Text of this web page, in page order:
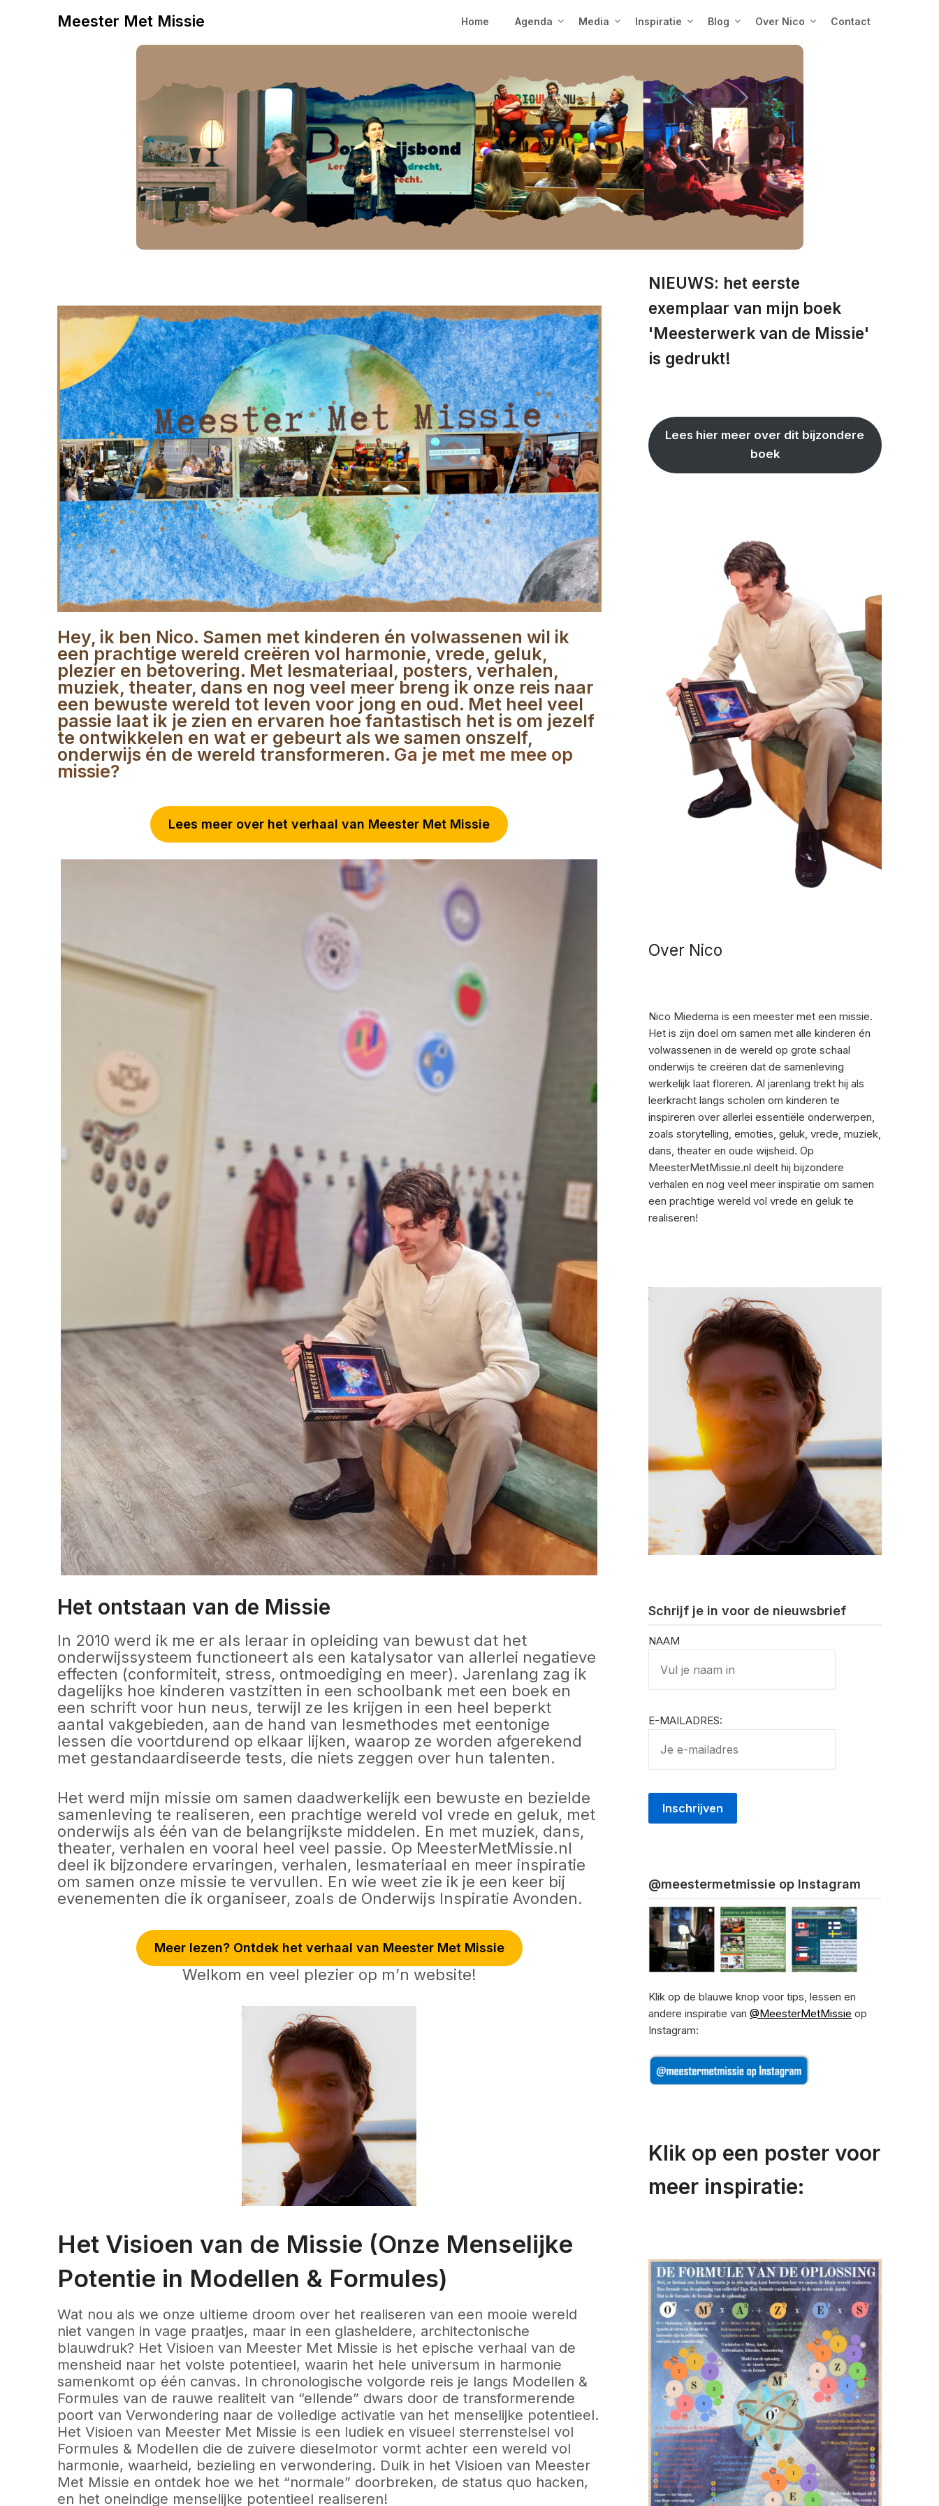
Meester Met Missie Home Agenda Media Inspiratie Blog Over Nico Contact
Hey, ik ben Nico. Samen met kinderen én volwassenen wil ik
een prachtige wereld creëren vol harmonie, vrede, geluk,
plezier en betovering. Met lesmateriaal, posters, verhalen,
muziek, theater, dans en nog veel meer breng ik onze reis naar
een bewuste wereld tot leven voor jong en oud. Met heel veel
passie laat ik je zien en ervaren hoe fantastisch het is om jezelf
te ontwikkelen en wat er gebeurt als we samen onszelf,
onderwijs én de wereld transformeren. Ga je met me mee op
missie?
Lees meer over het verhaal van Meester Met Missie
Het ontstaan van de Missie
In 2010 werd ik me er als leraar in opleiding van bewust dat het
onderwijssysteem functioneert als een katalysator van allerlei negatieve
effecten (conformiteit, stress, ontmoediging en meer). Jarenlang zag ik
dagelijks hoe kinderen vastzitten in een schoolbank met een boek en
een schrift voor hun neus, terwijl ze les krijgen in een heel beperkt
aantal vakgebieden, aan de hand van lesmethodes met eentonige
lessen die voortdurend op elkaar lijken, waarop ze worden afgerekend
met gestandaardiseerde tests, die niets zeggen over hun talenten.
Het werd mijn missie om samen daadwerkelijk een bewuste en bezielde
samenleving te realiseren, een prachtige wereld vol vrede en geluk, met
onderwijs als één van de belangrijkste middelen. En met muziek, dans,
theater, verhalen en vooral heel veel passie. Op MeesterMetMissie.nl
deel ik bijzondere ervaringen, verhalen, lesmateriaal en meer inspiratie
om samen onze missie te vervullen. En wie weet zie ik je een keer bij
evenementen die ik organiseer, zoals de Onderwijs Inspiratie Avonden.
Meer lezen? Ontdek het verhaal van Meester Met Missie
Welkom en veel plezier op m’n website!
Het Visioen van de Missie (Onze Menselijke
Potentie in Modellen & Formules)
Wat nou als we onze ultieme droom over het realiseren van een mooie wereld
niet vangen in vage praatjes, maar in een glasheldere, architectonische
blauwdruk? Het Visioen van Meester Met Missie is het epische verhaal van de
mensheid naar het volste potentieel, waarin het hele universum in harmonie
samenkomt op één canvas. In chronologische volgorde reis je langs Modellen &
Formules van de rauwe realiteit van “ellende” dwars door de transformerende
poort van Verwondering naar de volledige activatie van het menselijke potentieel.
Het Visioen van Meester Met Missie is een ludiek en visueel sterrenstelsel vol
Formules & Modellen die de zuivere dieselmotor vormt achter een wereld vol
harmonie, waarheid, bezieling en verwondering. Duik in het Visioen van Meester
Met Missie en ontdek hoe we het “normale” doorbreken, de status quo hacken,
en het oneindige menselijke potentieel realiseren!
NIEUWS: het eerste
exemplaar van mijn boek
'Meesterwerk van de Missie'
is gedrukt!
Lees hier meer over dit bijzondere
boek
Over Nico
Nico Miedema is een meester met een missie.
Het is zijn doel om samen met alle kinderen én
volwassenen in de wereld op grote schaal
onderwijs te creëren dat de samenleving
werkelijk laat floreren. Al jarenlang trekt hij als
leerkracht langs scholen om kinderen te
inspireren over allerlei essentiële onderwerpen,
zoals storytelling, emoties, geluk, vrede, muziek,
dans, theater en oude wijsheid. Op
MeesterMetMissie.nl deelt hij bijzondere
verhalen en nog veel meer inspiratie om samen
een prachtige wereld vol vrede en geluk te
realiseren!
Schrijf je in voor de nieuwsbrief
NAAM
E-MAILADRES:
@meestermetmissie op Instagram
Klik op de blauwe knop voor tips, lessen en
andere inspiratie van @MeesterMetMissie op
Instagram:
Klik op een poster voor
meer inspiratie: